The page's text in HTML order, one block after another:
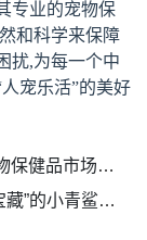
专业的宠物保
和科学来保障
扰,为每一个中
宠乐活”的美好
国际品牌的性价比
青鲨肉好在哪